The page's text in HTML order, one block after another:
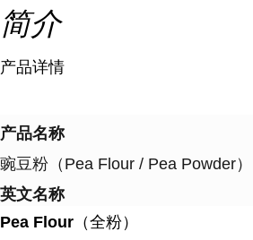
简介
产品详情
产品名称
豌豆粉（Pea Flour / Pea Powder）
英文名称
Pea Flour （全粉）